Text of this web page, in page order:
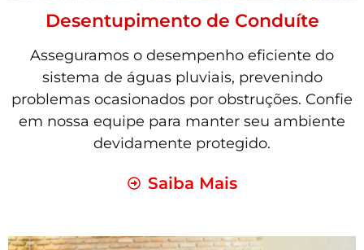
Desentupimento de Conduíte
Asseguramos o desempenho eficiente do
sistema de águas pluviais, prevenindo
problemas ocasionados por obstruções. Confie
em nossa equipe para manter seu ambiente
devidamente protegido.
Saiba Mais